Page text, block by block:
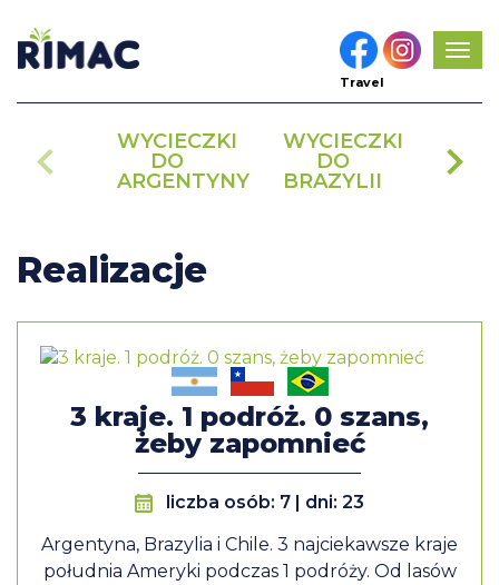
Travel
WYCIECZKI
DO
ARGENTYNY
WYCIECZKI
DO
BRAZYLII
Realizacje
3 kraje. 1 podróż. 0 szans,
żeby zapomnieć
liczba osób: 7 | dni: 23
Argentyna, Brazylia i Chile. 3 najciekawsze kraje
południa Ameryki podczas 1 podróży. Od lasów